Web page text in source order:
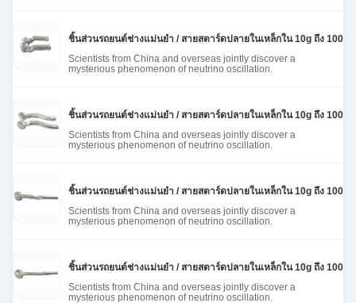
ชิ้นส่วนรถยนต์ช่างแม่นยํา / สายสตาร์ดปลายในเหล็กใน 10g ถึง
Scientists from China and overseas jointly discover a
mysterious phenomenon of neutrino oscillation.
ชิ้นส่วนรถยนต์ช่างแม่นยํา / สายสตาร์ดปลายในเหล็กใน 10g ถึง
Scientists from China and overseas jointly discover a
mysterious phenomenon of neutrino oscillation.
ชิ้นส่วนรถยนต์ช่างแม่นยํา / สายสตาร์ดปลายในเหล็กใน 10g ถึง
Scientists from China and overseas jointly discover a
mysterious phenomenon of neutrino oscillation.
ชิ้นส่วนรถยนต์ช่างแม่นยํา / สายสตาร์ดปลายในเหล็กใน 10g ถึง
Scientists from China and overseas jointly discover a
mysterious phenomenon of neutrino oscillation.